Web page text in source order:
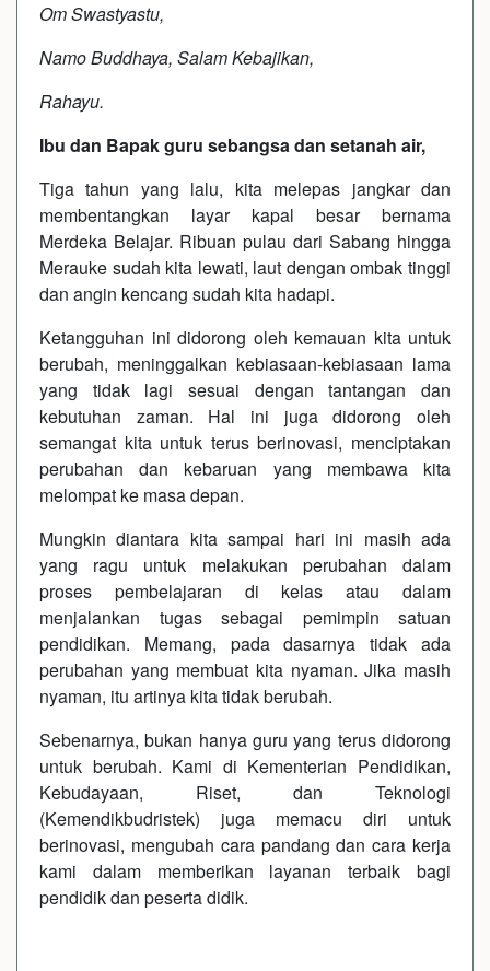
Om Swastyastu,
Namo Buddhaya, Salam Kebajikan,
Rahayu.
Ibu dan Bapak guru sebangsa dan setanah air,
Tiga tahun yang lalu, kita melepas jangkar dan
membentangkan layar kapal besar bernama
Merdeka Belajar. Ribuan pulau dari Sabang hingga
Merauke sudah kita lewati, laut dengan ombak tinggi
dan angin kencang sudah kita hadapi.
Ketangguhan ini didorong oleh kemauan kita untuk
berubah, meninggalkan kebiasaan-kebiasaan lama
yang tidak lagi sesuai dengan tantangan dan
kebutuhan zaman. Hal ini juga didorong oleh
semangat kita untuk terus berinovasi, menciptakan
perubahan dan kebaruan yang membawa kita
melompat ke masa depan.
Mungkin diantara kita sampai hari ini masih ada
yang ragu untuk melakukan perubahan dalam
proses pembelajaran di kelas atau dalam
menjalankan tugas sebagai pemimpin satuan
pendidikan. Memang, pada dasarnya tidak ada
perubahan yang membuat kita nyaman. Jika masih
nyaman, itu artinya kita tidak berubah.
Sebenarnya, bukan hanya guru yang terus didorong
untuk berubah. Kami di Kementerian Pendidikan,
Kebudayaan, Riset, dan Teknologi
(Kemendikbudristek) juga memacu diri untuk
berinovasi, mengubah cara pandang dan cara kerja
kami dalam memberikan layanan terbaik bagi
pendidik dan peserta didik.